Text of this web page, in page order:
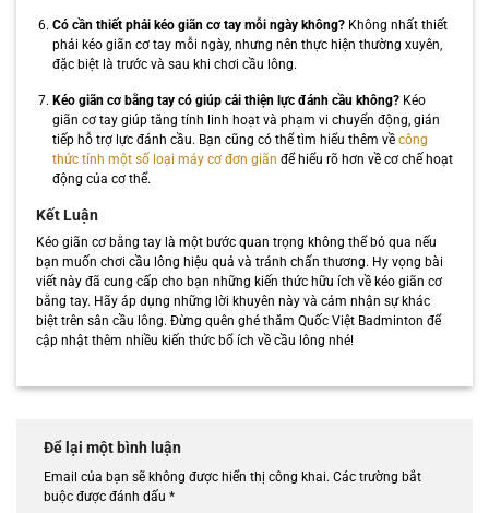
Có cần thiết phải kéo giãn cơ tay mỗi ngày không?Không nhất thiết
phải kéo giãn cơ tay mỗi ngày, nhưng nên thực hiện thường xuyên,
đặc biệt là trước và sau khi chơi cầu lông.
Kéo giãn cơ bằng tay có giúp cải thiện lực đánh cầu không?Kéo
giãn cơ tay giúp tăng tính linh hoạt và phạm vi chuyển động, gián
tiếp hỗ trợ lực đánh cầu. Bạn cũng có thể tìm hiểu thêm về công
thức tính một số loại máy cơ đơn giãn để hiểu rõ hơn về cơ chế hoạt
động của cơ thể.
Kết Luận
Kéo giãn cơ bằng tay là một bước quan trọng không thể bỏ qua nếu
bạn muốn chơi cầu lông hiệu quả và tránh chấn thương. Hy vọng bài
viết này đã cung cấp cho bạn những kiến thức hữu ích về kéo giãn cơ
bằng tay. Hãy áp dụng những lời khuyên này và cảm nhận sự khác
biệt trên sân cầu lông. Đừng quên ghé thăm Quốc Việt Badminton để
cập nhật thêm nhiều kiến thức bổ ích về cầu lông nhé!
Để lại một bình luận
Email của bạn sẽ không được hiển thị công khai. Các trường bắt
buộc được đánh dấu *